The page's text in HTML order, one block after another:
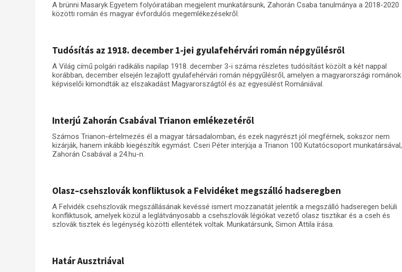
A brünni Masaryk Egyetem folyóiratában megjelent munkatársunk, Zahorán Csaba tanulmánya a 2018-2020
közötti román és magyar évfordulós megemlékezésekről.
Tudósítás az 1918. december 1-jei gyulafehérvári román népgyűlésről
A Világ című polgári radikális napilap 1918. december 3-i száma részletes tudósítást közölt a két nappal
korábban, december elsején lezajlott gyulafehérvári román népgyűlésről, amelyen a magyarországi románok
képviselői kimondták az elszakadást Magyarországtól és az egyesülést Romániával.
Interjú Zahorán Csabával Trianon emlékezetéről
Számos Trianon-értelmezés él a magyar társadalomban, és ezek nagyrészt jól megférnek, sokszor nem
kizárják, hanem inkább kiegészítik egymást. Cseri Péter interjúja a Trianon 100 Kutatócsoport munkatársával,
Zahorán Csabával a 24.hu-n.
Olasz–csehszlovák konfliktusok a Felvidéket megszálló hadseregben
A Felvidék csehszlovák megszállásának kevéssé ismert mozzanatát jelentik a megszálló hadseregen belüli
konfliktusok, amelyek közül a leglátványosabb a csehszlovák légiókat vezető olasz tisztikar és a cseh és
szlovák tisztek és legénység közötti ellentétek voltak. Munkatársunk, Simon Attila írása.
Határ Ausztriával